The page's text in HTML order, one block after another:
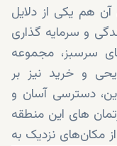
آن هم یکی از دلایل
و سرمایه گذاری
سرسبز، مجموعه
و خرید نیز بر
دسترسی آسان و
های این منطقه
مکان‌های نزدیک به